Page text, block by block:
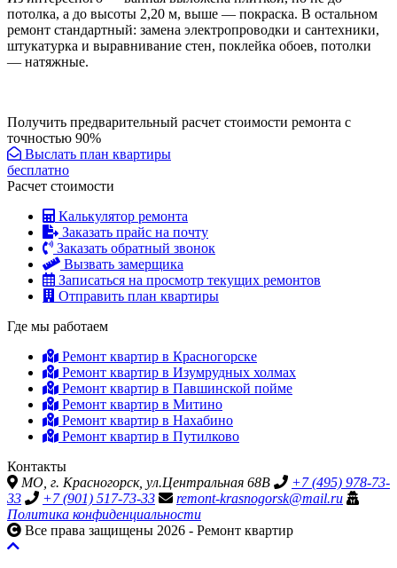
потолка, а до высоты 2,20 м, выше — покраска. В остальном
ремонт стандартный: замена электропроводки и сантехники,
штукатурка и выравнивание стен, поклейка обоев, потолки
— натяжные.
Получить предварительный расчет стоимости ремонта с
точностью 90%
Выслать план квартиры
бесплатно
Расчет стоимости
Калькулятор ремонта
Заказать прайс на почту
Заказать обратный звонок
Вызвать замерщика
Записаться на просмотр текущих ремонтов
Отправить план квартиры
Где мы работаем
Ремонт квартир в Красногорске
Ремонт квартир в Изумрудных холмах
Ремонт квартир в Павшинской пойме
Ремонт квартир в Митино
Ремонт квартир в Нахабино
Ремонт квартир в Путилково
Контакты
МО, г. Красногорск, ул.Центральная 68В
+7 (495) 978-73-
33
+7 (901) 517-73-33
remont-krasnogorsk@mail.ru
Политика конфиденциальности
Все права защищены 2026 - Ремонт квартир